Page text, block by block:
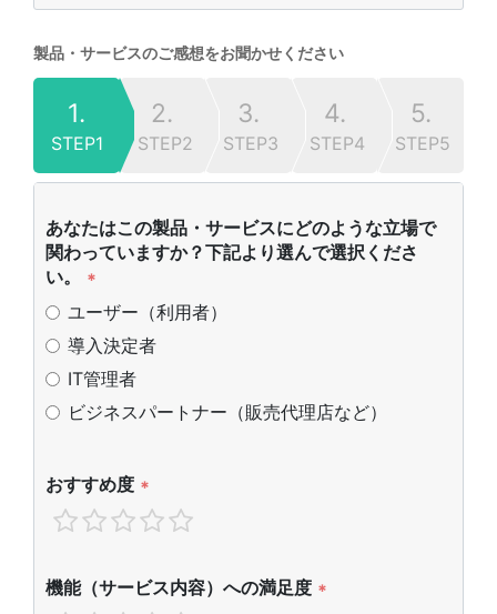
製品・サービスのご感想をお聞かせください
1.
STEP1
2.
STEP2
3.
STEP3
4.
STEP4
5.
STEP5
あなたはこの製品・サービスにどのような立場で
関わっていますか？下記より選んで選択くださ
い。
*
ユーザー（利用者）
導入決定者
IT管理者
ビジネスパートナー（販売代理店など）
おすすめ度 *
機能（サービス内容）への満足度 *